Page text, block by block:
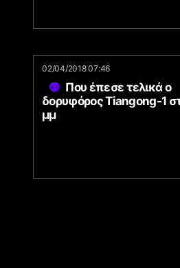
02/04/2018 07:46
Που έπεσε τελικά ο
δορυφόρος Tiangong-1
μμ